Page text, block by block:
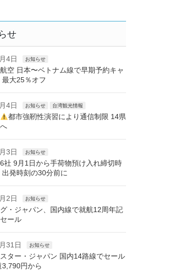
せ
4日 お知らせ
空 日本〜ベトナム線で早期予約キャ
最大25％オフ
4日 お知らせ 台湾観光情報
都市強靭性演習により通信制限 14県
3日 お知らせ
社 9月1日から手荷物預け入れ締切時
出発時刻の30分前に
2日 お知らせ
・ジャパン、国内線で就航12周年記
ール
31日 お知らせ
ター・ジャパン 国内14路線でセール
3,790円から